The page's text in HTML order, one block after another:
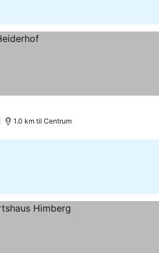
1.0 km til Centrum